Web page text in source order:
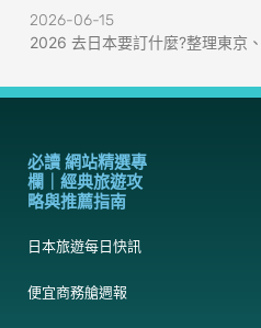
2026-06-15
2026 去日本要訂什麼?整理東京
必讀 網站精選專
欄｜經典旅遊攻
略與推薦指南
日本旅遊每日快訊
便宜商務艙週報